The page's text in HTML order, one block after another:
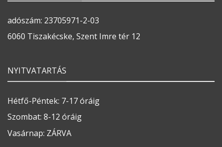
adószám: 23705971-2-03
6060 Tiszakécske, Szent Imre tér 12
NYITVATARTÁS
Hétfő-Péntek: 7-17 óráig
Szombat: 8-12 óráig
Vasárnap: ZÁRVA